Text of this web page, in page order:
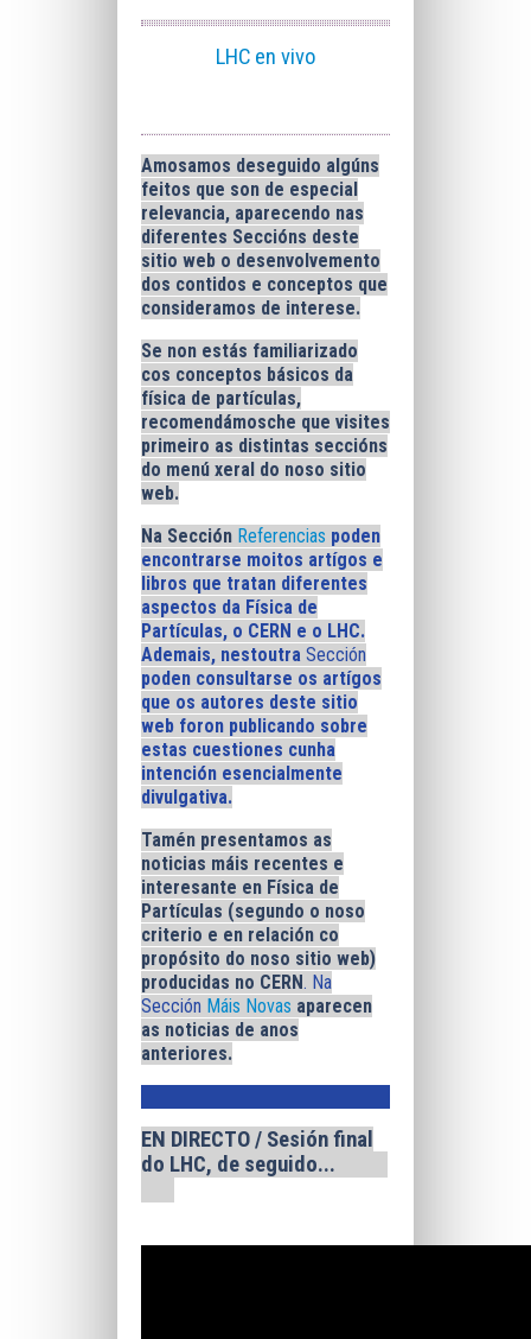
LHC en vivo
Amosamos deseguido algúns
feitos que son de especial
relevancia, aparecendo nas
diferentes Seccións deste
sitio web o desenvolvemento
dos contidos e conceptos que
consideramos de interese.
Se non estás familiarizado
cos conceptos básicos da
física de partículas,
recomendámosche que visites
primeiro as distintas seccións
do menú xeral do noso sitio
web.
Na Sección Referencias poden
encontrarse moitos artígos e
libros que tratan diferentes
aspectos da Física de
Partículas, o CERN e o LHC.
Ademais, nestoutra Sección
poden consultarse os artígos
que os autores deste sitio
web foron publicando sobre
estas cuestiones cunha
intención esencialmente
divulgativa.
Tamén presentamos as
noticias máis recentes e
interesante en Física de
Partículas (segundo o noso
criterio e en relación co
propósito do noso sitio web)
producidas no CERN. Na
Sección Máis Novas aparecen
as noticias de anos
anteriores.
EN DIRECTO / Sesión final
do LHC, de seguido...